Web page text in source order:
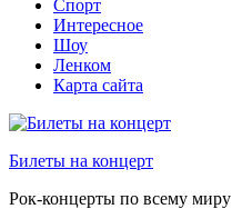
Спорт
Интересное
Шоу
Ленком
Карта сайта
Билеты на концерт
Рок-концерты по всему миру